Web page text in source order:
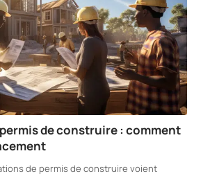
de construire : comment
de permis de construire voient